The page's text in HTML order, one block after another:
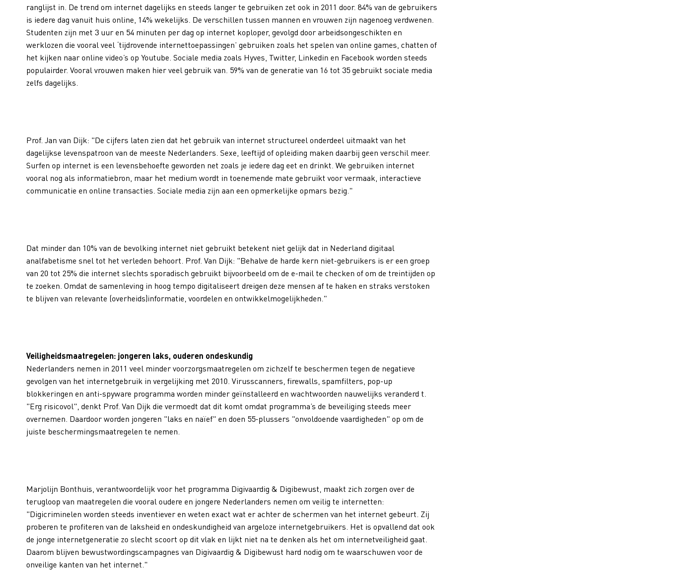
ranglijst in. De trend om internet dagelijks en steeds langer te gebruiken zet ook in 2011 door. 84% van de gebruikers
is iedere dag vanuit huis online, 14% wekelijks. De verschillen tussen mannen en vrouwen zijn nagenoeg verdwenen.
Studenten zijn met 3 uur en 54 minuten per dag op internet koploper, gevolgd door arbeidsongeschikten en
werklozen die vooral veel ‘tijdrovende internettoepassingen’ gebruiken zoals het spelen van online games, chatten of
het kijken naar online video’s op Youtube. Sociale media zoals Hyves, Twitter, Linkedin en Facebook worden steeds
populairder. Vooral vrouwen maken hier veel gebruik van. 59% van de generatie van 16 tot 35 gebruikt sociale media
zelfs dagelijks.
Prof. Jan van Dijk: "De cijfers laten zien dat het gebruik van internet structureel onderdeel uitmaakt van het
dagelijkse levenspatroon van de meeste Nederlanders. Sexe, leeftijd of opleiding maken daarbij geen verschil meer.
Surfen op internet is een levensbehoefte geworden net zoals je iedere dag eet en drinkt. We gebruiken internet
vooral nog als informatiebron, maar het medium wordt in toenemende mate gebruikt voor vermaak, interactieve
communicatie en online transacties. Sociale media zijn aan een opmerkelijke opmars bezig."
Dat minder dan 10% van de bevolking internet niet gebruikt betekent niet gelijk dat in Nederland digitaal
analfabetisme snel tot het verleden behoort. Prof. Van Dijk: "Behalve de harde kern niet-gebruikers is er een groep
van 20 tot 25% die internet slechts sporadisch gebruikt bijvoorbeeld om de e-mail te checken of om de treintijden op
te zoeken. Omdat de samenleving in hoog tempo digitaliseert dreigen deze mensen af te haken en straks verstoken
te blijven van relevante (overheids)informatie, voordelen en ontwikkelmogelijkheden."
Veiligheidsmaatregelen: jongeren laks, ouderen ondeskundig
Nederlanders nemen in 2011 veel minder voorzorgsmaatregelen om zichzelf te beschermen tegen de negatieve
gevolgen van het internetgebruik in vergelijking met 2010. Virusscanners, firewalls, spamfilters, pop-up
blokkeringen en anti-spyware programma worden minder geïnstalleerd en wachtwoorden nauwelijks veranderd t.
"Erg risicovol", denkt Prof. Van Dijk die vermoedt dat dit komt omdat programma’s de beveiliging steeds meer
overnemen. Daardoor worden jongeren "laks en naïef" en doen 55-plussers "onvoldoende vaardigheden" op om de
juiste beschermingsmaatregelen te nemen.
Marjolijn Bonthuis, verantwoordelijk voor het programma Digivaardig & Digibewust, maakt zich zorgen over de
terugloop van maatregelen die vooral oudere en jongere Nederlanders nemen om veilig te internetten:
"Digicriminelen worden steeds inventiever en weten exact wat er achter de schermen van het internet gebeurt. Zij
proberen te profiteren van de laksheid en ondeskundigheid van argeloze internetgebruikers. Het is opvallend dat ook
de jonge internetgeneratie zo slecht scoort op dit vlak en lijkt niet na te denken als het om internetveiligheid gaat.
Daarom blijven bewustwordingscampagnes van Digivaardig & Digibewust hard nodig om te waarschuwen voor de
onveilige kanten van het internet."